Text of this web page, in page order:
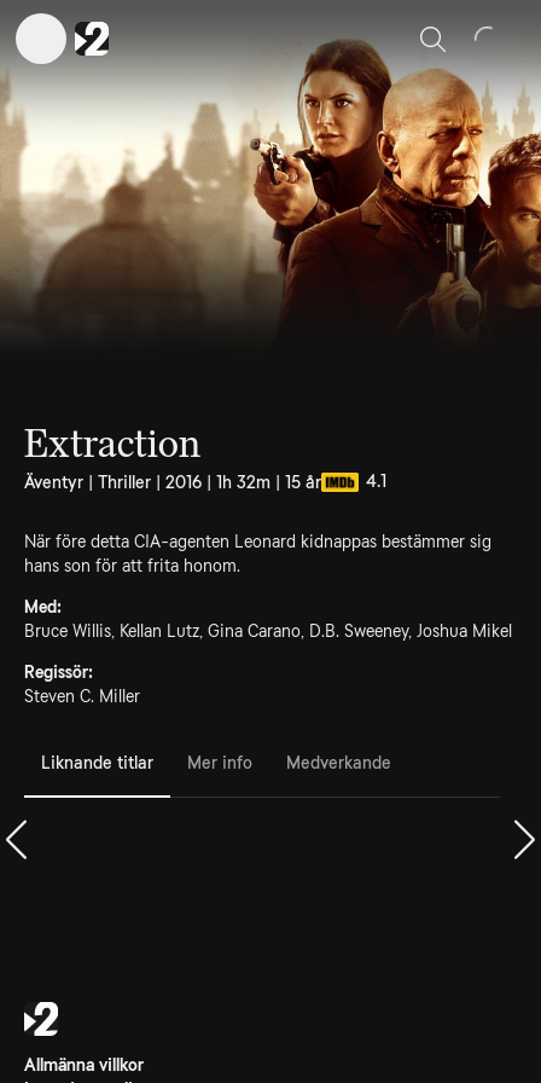
Sök
Extraction
Äventyr | Thriller | 2016 | 1h 32m | 15 år 4.1
När före detta CIA-agenten Leonard kidnappas bestämmer sig
hans son för att frita honom.
Med:
Bruce Willis, Kellan Lutz, Gina Carano, D.B. Sweeney, Joshua Mikel
Regissör:
Steven C. Miller
Liknande titlar Mer info Medverkande
Allmänna villkor